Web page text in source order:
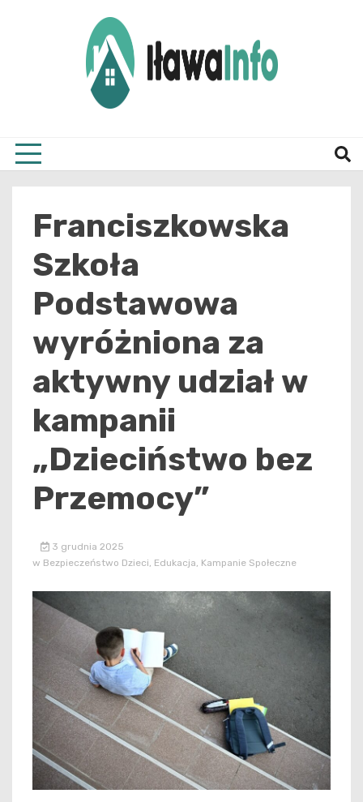
Franciszkowska
Szkoła
Podstawowa
wyróżniona za
aktywny udział w
kampanii
„Dzieciństwo bez
Przemocy”
3 grudnia 2025
w Bezpieczeństwo Dzieci, Edukacja, Kampanie Społeczne